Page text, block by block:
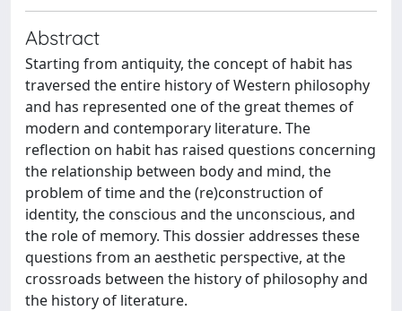
Abstract
Starting from antiquity, the concept of habit has
traversed the entire history of Western philosophy
and has represented one of the great themes of
modern and contemporary literature. The
reflection on habit has raised questions concerning
the relationship between body and mind, the
problem of time and the (re)construction of
identity, the conscious and the unconscious, and
the role of memory. This dossier addresses these
questions from an aesthetic perspective, at the
crossroads between the history of philosophy and
the history of literature.